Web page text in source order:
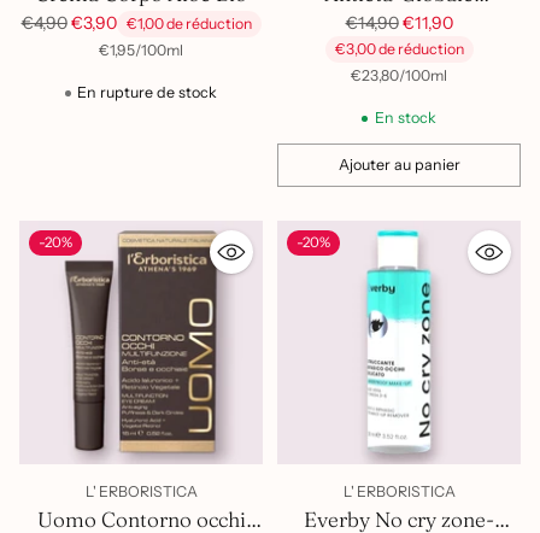
Prix
€4,90€3,90 €1,00 de réduction
Prix
€1,95/
par 100ml
En rupture de stock
Trattamento Notte
Prix
habituel
€14,90€11,90
€3,00 de réduction
Prix
€23,80/
par 100ml
En stock
Ajouter au panier
Quantité
-20%
L' ERBORISTICA
Uomo Contorno occhi
-20%
L' ERBORISTICA
Everby No cry zone-